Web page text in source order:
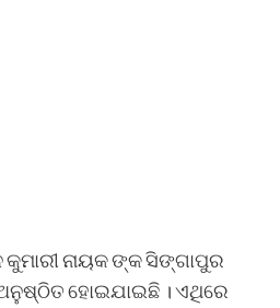
ନାୟକ ଙ୍କ ସିଙ୍ଗାପୁର
ହୋଇଯାଇଛି । ଏଥିରେ